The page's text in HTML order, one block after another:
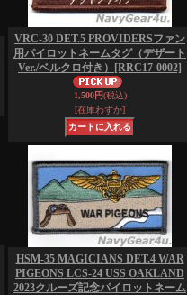
VRC-30 DET.5 PROVIDERSファン
用パイロットネームタグ（デザート
Ver./ベルクロ付き）
[RRC17-0002]
1,500円(税込)
[在庫わずか]
HSM-35 MAGICIANS DET.4 WAR
PIGEONS LCS-24 USS OAKLAND
2023クルーズ記念パイロットネーム